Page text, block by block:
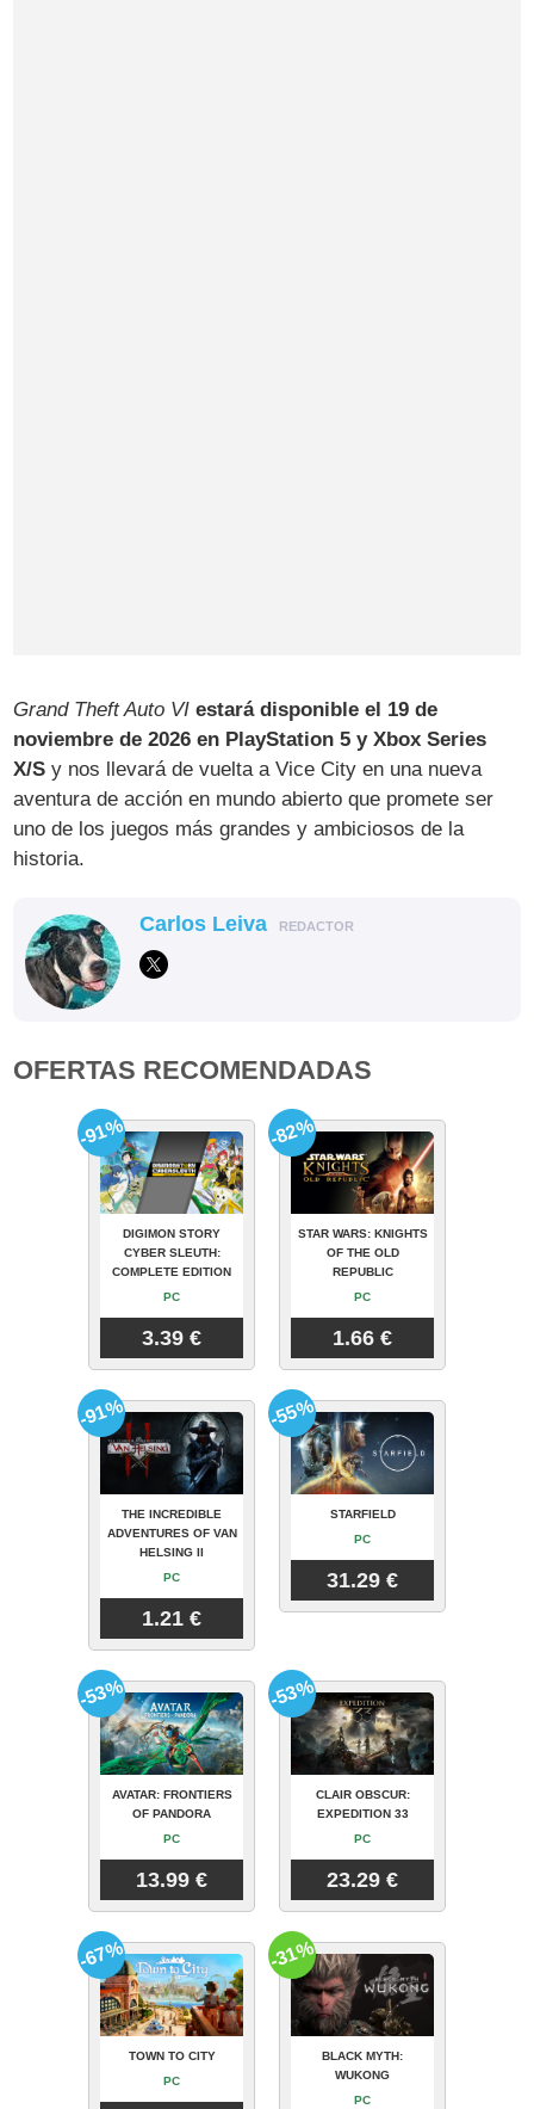
Grand Theft Auto VI estará disponible el 19 de
noviembre de 2026 en PlayStation 5 y Xbox Series
X/S y nos llevará de vuelta a Vice City en una nueva
aventura de acción en mundo abierto que promete ser
uno de los juegos más grandes y ambiciosos de la
historia.
Carlos Leiva REDACTOR
OFERTAS RECOMENDADAS
DIGIMON STORY
CYBER SLEUTH:
COMPLETE EDITION
PC
3.39 €
-91%
STAR WARS: KNIGHTS
OF THE OLD
REPUBLIC
PC
1.66 €
-82%
THE INCREDIBLE
ADVENTURES OF VAN
HELSING II
PC
1.21 €
-91%
STARFIELD
PC
31.29 €
-55%
AVATAR: FRONTIERS
OF PANDORA
PC
13.99 €
-53%
CLAIR OBSCUR:
EXPEDITION 33
PC
23.29 €
-53%
TOWN TO CITY
PC
-67%
BLACK MYTH:
WUKONG
PC
-31%